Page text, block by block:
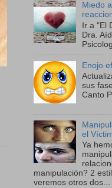
Miedo
Ir a "El
Dra.
Enojo
sus
Canto
el
Ya
manipulación? 2
veremos otros dos...